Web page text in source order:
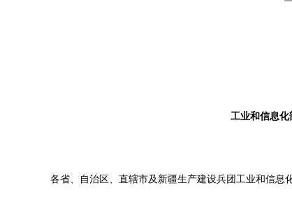
工业和信息化
各省、自治区、直辖市及新疆生产建设兵团工业和信息